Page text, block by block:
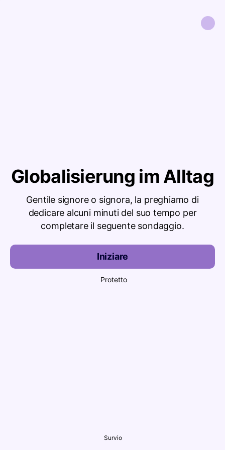
Globalisierung im Alltag
Gentile signore o signora, la preghiamo di
dedicare alcuni minuti del suo tempo per
completare il seguente sondaggio.
Iniziare
Protetto
Survio